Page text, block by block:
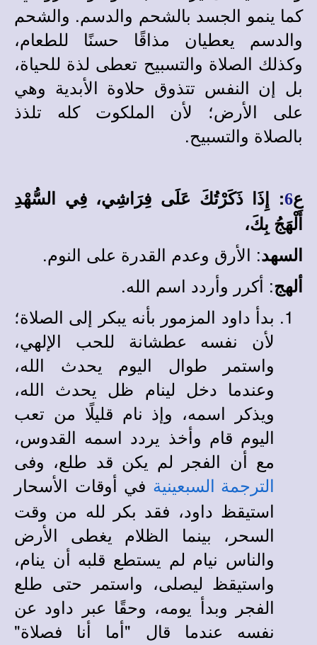
كما ينمو الجسد بالشحم والدسم. والشحم
والدسم يعطيان مذاقًا حسنًا للطعام،
وكذلك الصلاة والتسبيح تعطى لذة للحياة،
بل إن النفس تتذوق حلاوة الأبدية وهي
على الأرض؛ لأن الملكوت كله تلذذ
بالصلاة والتسبيح.
ع6: إِذَا ذَكَرْتُكَ عَلَى فِرَاشِي، فِي السُّهْدِ
أَلْهَجُ بِكَ،
السهد: الأرق وعدم القدرة على النوم.
ألهج: أكرر وأردد اسم الله.
بدأ داود المزمور بأنه يبكر إلى الصلاة؛
لأن نفسه عطشانة للحب الإلهي،
واستمر طوال اليوم يحدث الله،
وعندما دخل لينام ظل يحدث الله،
ويذكر اسمه، وإذ نام قليلًا من تعب
اليوم قام وأخذ يردد اسمه القدوس،
مع أن الفجر لم يكن قد طلع، وفى
الترجمة السبعينية في أوقات الأسحار
استيقظ داود، فقد بكر لله من وقت
السحر، بينما الظلام يغطى الأرض
والناس نيام لم يستطع قلبه أن ينام،
واستيقظ ليصلى، واستمر حتى طلع
الفجر وبدأ يومه، وحقًا عبر داود عن
نفسه عندما قال "أما أنا فصلاة"